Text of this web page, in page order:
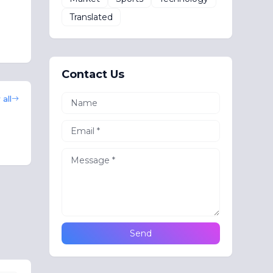
all
Translated
Contact Us